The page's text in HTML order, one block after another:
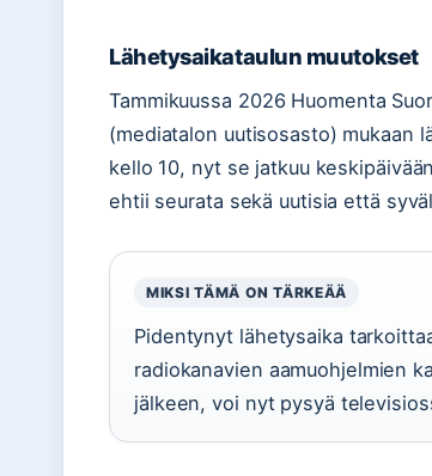
Lähetysaikataulun muutokset
Tammikuussa 2026 Huomenta
(mediatalon uutisosasto) mukaan
kello 10, nyt se jatkuu
ehtii seurata sekä uutisia että
MIKSI TÄMÄ ON TÄRKEÄÄ
Pidentynyt lähetysaika
radiokanavien aamuohjelmien
jälkeen, voi nyt pysyä